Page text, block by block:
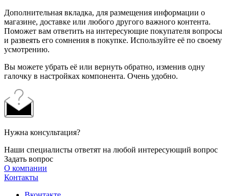
Дополнительная вкладка, для размещения информации о
магазине, доставке или любого другого важного контента.
Поможет вам ответить на интересующие покупателя вопросы
и развеять его сомнения в покупке. Используйте её по своему
усмотрению.
Вы можете убрать её или вернуть обратно, изменив одну
галочку в настройках компонента. Очень удобно.
Нужна консультация?
Наши специалисты ответят на любой интересующий вопрос
Задать вопрос
О компании
Контакты